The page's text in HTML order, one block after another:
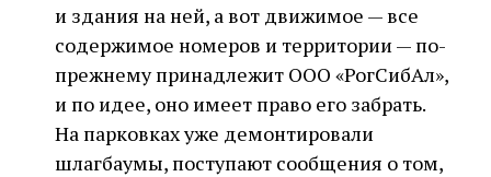
и здания на ней, а вот движимое — все
содержимое номеров и территории — по-
прежнему принадлежит ООО «РогСибАл»,
и по идее, оно имеет право его забрать.
На парковках уже демонтировали
шлагбаумы, поступают сообщения о том,